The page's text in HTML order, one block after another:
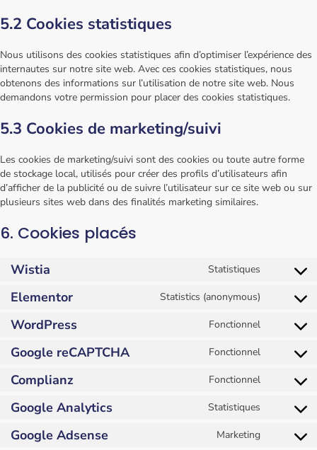
5.2 Cookies statistiques
Nous utilisons des cookies statistiques afin d’optimiser l’expérience des
internautes sur notre site web. Avec ces cookies statistiques, nous
obtenons des informations sur l’utilisation de notre site web. Nous
demandons votre permission pour placer des cookies statistiques.
5.3 Cookies de marketing/suivi
Les cookies de marketing/suivi sont des cookies ou toute autre forme
de stockage local, utilisés pour créer des profils d’utilisateurs afin
d’afficher de la publicité ou de suivre l’utilisateur sur ce site web ou sur
plusieurs sites web dans des finalités marketing similaires.
6. Cookies placés
Wistia Statistiques
Elementor Statistics (anonymous)
WordPress Fonctionnel
Google reCAPTCHA Fonctionnel
Complianz Fonctionnel
Google Analytics Statistiques
Google Adsense Marketing